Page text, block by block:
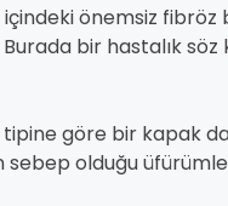
önemsiz fibröz
bir hastalık söz
göre bir kapak
sebep olduğu